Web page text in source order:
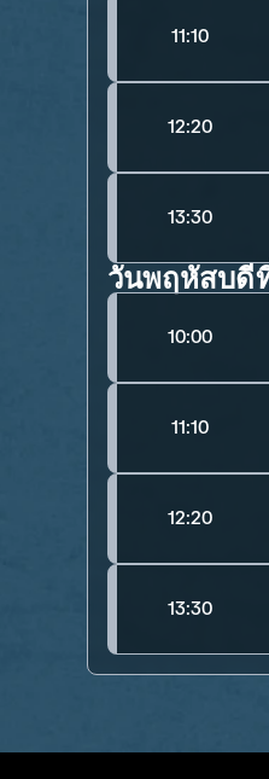
11:10
12:20
13:30
วันพฤหัสบดี
10:00
11:10
12:20
13:30